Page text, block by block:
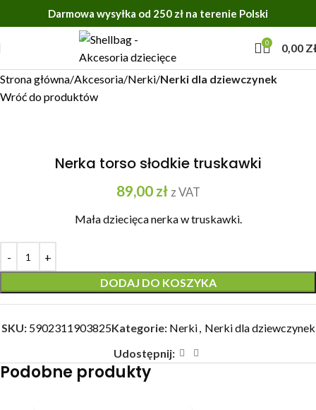
Darmowa wysyłka od 250 zł na terenie Polski
0 0,00
Strona główna Akcesoria Nerki Nerki dla dziewczynek
Wróć do produktów
Nerka torso słodkie truskawki
89,00 zł z VAT
Mała dziecięca nerka w truskawki.
DODAJ DO KOSZYKA
SKU: 5902311903825Kategorie: Nerki, Nerki dla dziewczynek
Udostępnij:
Podobne produkty